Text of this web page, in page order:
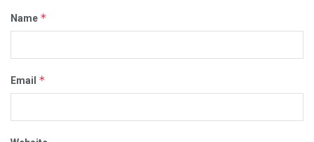
Name *
Email *